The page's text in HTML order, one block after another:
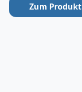
Zum Produkt